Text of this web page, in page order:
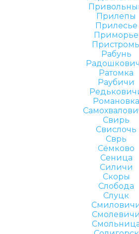
Прилепы
Прилесье
Приморье
Рабунь
Ратомка
Раубичи
Романовка
Свирь
Свислочь
Сврь
Сёмково
Сеница
Силичи
Скоры
Слобода
Слуцк
Смолевичи